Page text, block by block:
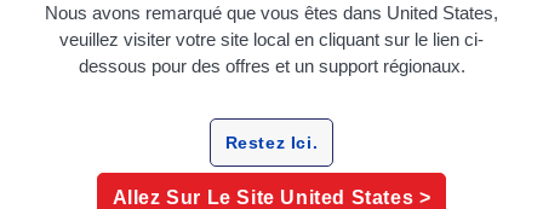
Commutateurs de courant
Trier
Nous avons remarqué que vous êtes dans United States,
veuillez visiter votre site local en cliquant sur le lien ci-
dessous pour des offres et un support régionaux.
Restez Ici.
Allez Sur Le Site United States >